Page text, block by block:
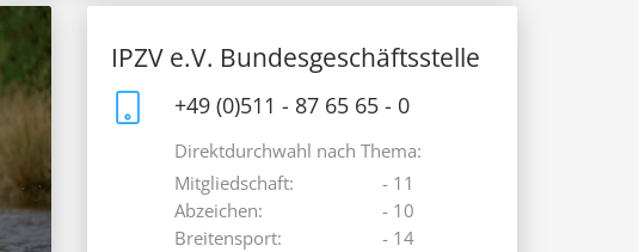
IPZV e.V. Bundesgeschäftsstelle
+49 (0)511 - 87 65 65 - 0
Direktdurchwahl nach Thema:
Mitgliedschaft:
Abzeichen:
Breitensport:
- 11
- 10
- 14